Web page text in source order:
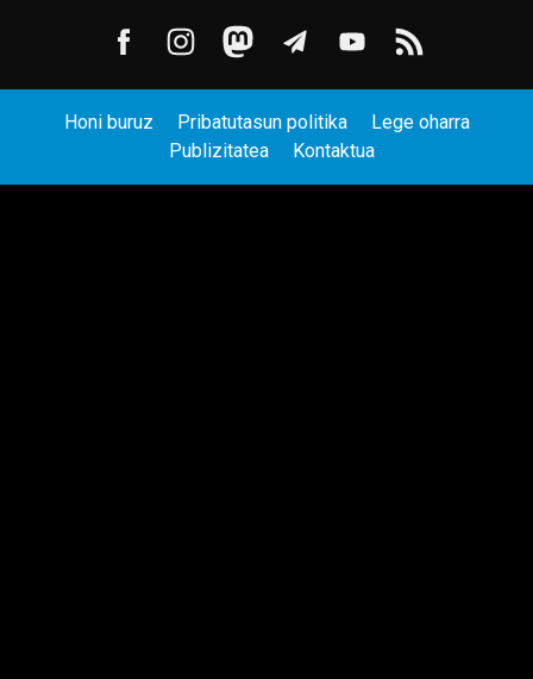
Honi buruz Pribatutasun politika
Lege oharra
Publizitatea
Kontaktua